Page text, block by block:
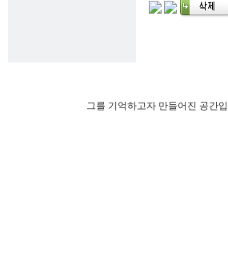
그를 기억하고자 만들어진 공간